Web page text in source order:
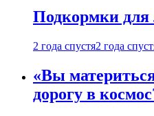
Подкормки
2 года спустя2 года
«Вы
дорогу в